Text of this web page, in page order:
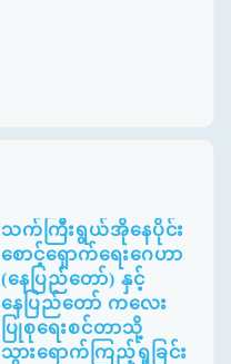
သက်ကြီးရွယ်အိုနေပိုင်း
စောင့်ရှောက်ရေးဂေဟာ
(နေပြည်တော်) နှင့်
နေပြည်တော် ကလေး
ပြုစုရေးစင်တာသို့
သွားရောက်ကြည့်ရှုခြင်း